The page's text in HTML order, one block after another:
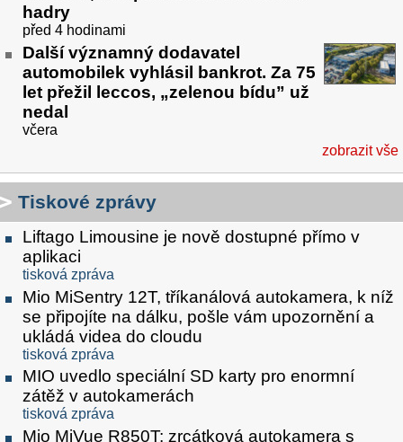
hadry
před 4 hodinami
Další významný dodavatel
automobilek vyhlásil bankrot. Za 75
let přežil leccos, „zelenou bídu” už
nedal
včera
zobrazit vše
Tiskové zprávy
Liftago Limousine je nově dostupné přímo v
aplikaci
tisková zpráva
Mio MiSentry 12T, tříkanálová autokamera, k níž
se připojíte na dálku, pošle vám upozornění a
ukládá videa do cloudu
tisková zpráva
MIO uvedlo speciální SD karty pro enormní
zátěž v autokamerách
tisková zpráva
Mio MiVue R850T: zrcátková autokamera s